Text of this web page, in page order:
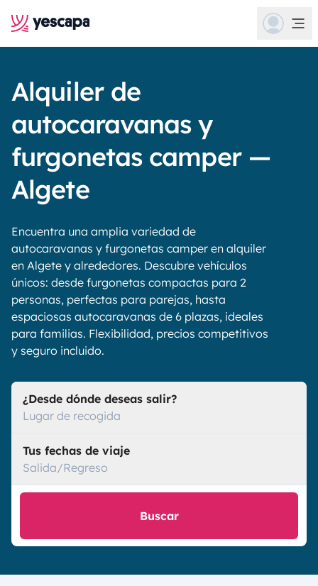
Alquiler de
autocaravanas y
furgonetas camper —
Algete
Encuentra una amplia variedad de
autocaravanas y furgonetas camper en alquiler
en Algete y alrededores. Descubre vehículos
únicos: desde furgonetas compactas para 2
personas, perfectas para parejas, hasta
espaciosas autocaravanas de 6 plazas, ideales
para familias. Flexibilidad, precios competitivos
y seguro incluido.
¿Desde dónde deseas salir?
Lugar de recogida
Tus fechas de viaje
Salida/Regreso
Buscar